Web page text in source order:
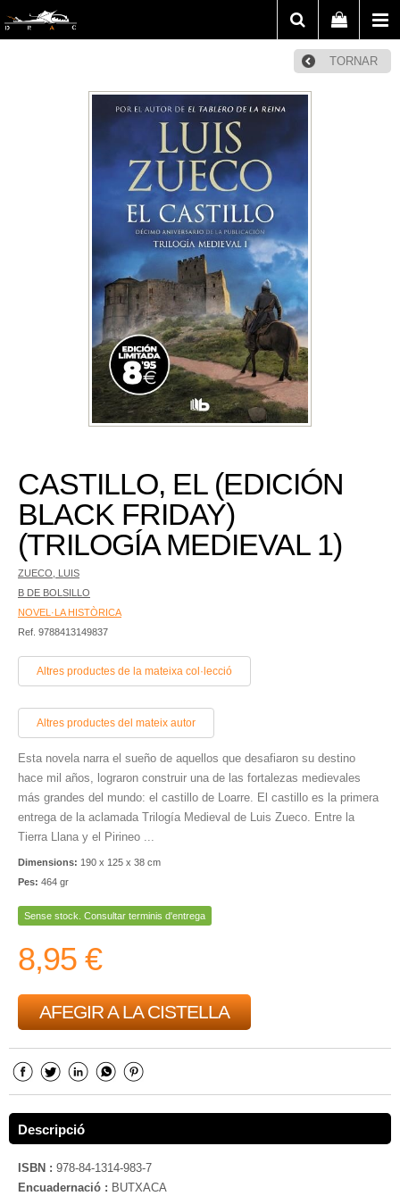
TORNAR
CASTILLO, EL (EDICIÓN
BLACK FRIDAY)
(TRILOGÍA MEDIEVAL 1)
ZUECO, LUIS
B DE BOLSILLO
NOVEL·LA HISTÒRICA
Ref. 9788413149837
Altres productes de la mateixa col·lecció
Altres productes del mateix autor
Esta novela narra el sueño de aquellos que desafiaron su destino
hace mil años, lograron construir una de las fortalezas medievales
más grandes del mundo: el castillo de Loarre. El castillo es la primera
entrega de la aclamada Trilogía Medieval de Luis Zueco. Entre la
Tierra Llana y el Pirineo ...
Dimensions: 190 x 125 x 38 cm
Pes: 464 gr
Sense stock. Consultar terminis d'entrega
8,95 €
AFEGIR A LA CISTELLA
Descripció
ISBN : 978-84-1314-983-7
Encuadernació : BUTXACA